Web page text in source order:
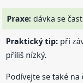
Praxe: dávka se
Praktický tip: při
příliš nízký.
Podívejte se také na